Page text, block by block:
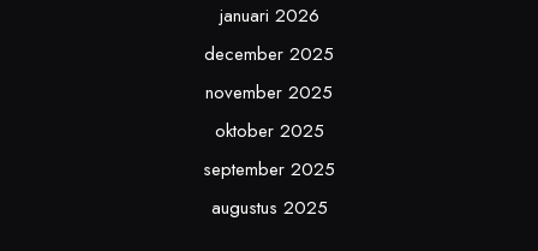
januari 2026
december 2025
november 2025
oktober 2025
september 2025
augustus 2025